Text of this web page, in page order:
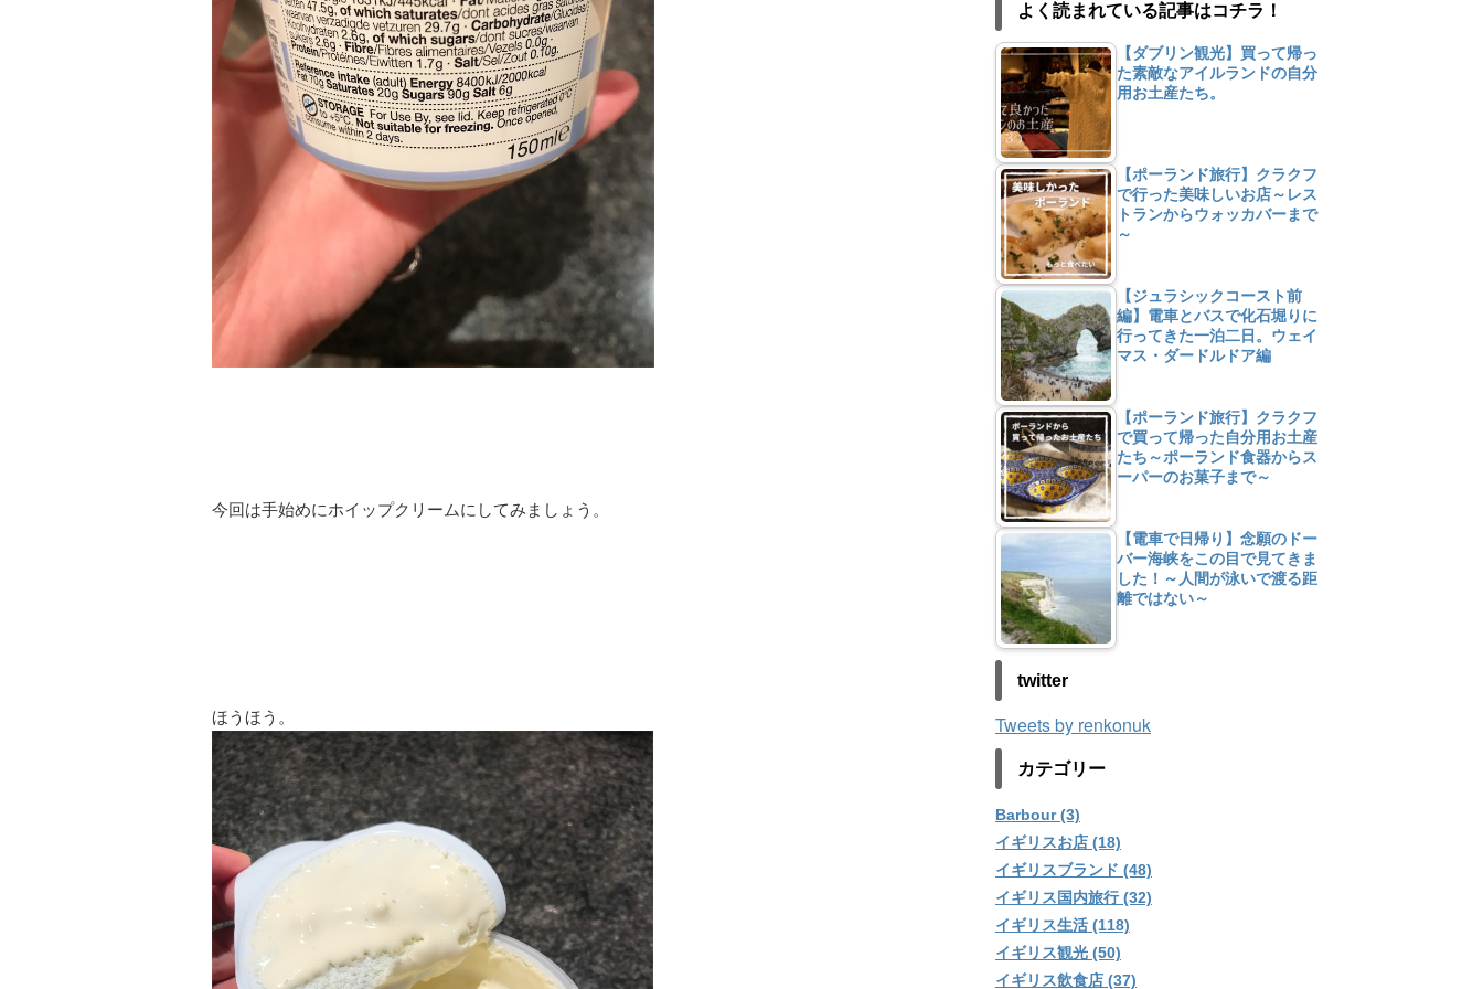
今回は手始めにホイップクリームにしてみましょう。
ほうほう。
よく読まれている記事はコチラ！
【ダブリン観光】買って帰っ
た素敵なアイルランドの自分
用お土産たち。
【ポーランド旅行】クラクフ
で行った美味しいお店～レス
トランからウォッカバーまで
～
【ジュラシックコースト前
編】電車とバスで化石堀りに
行ってきた一泊二日。ウェイ
マス・ダードルドア編
【ポーランド旅行】クラクフ
で買って帰った自分用お土産
たち～ポーランド食器からス
ーパーのお菓子まで～
【電車で日帰り】念願のドー
バー海峡をこの目で見てきま
した！～人間が泳いで渡る距
離ではない～
twitter
Tweets by renkonuk
カテゴリー
Barbour (3)
イギリスお店 (18)
イギリスブランド (48)
イギリス国内旅行 (32)
イギリス生活 (118)
イギリス観光 (50)
イギリス飲食店 (37)